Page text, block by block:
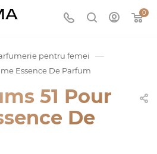
0
pentru femei —
Essence De Parfum
51 Pour
De